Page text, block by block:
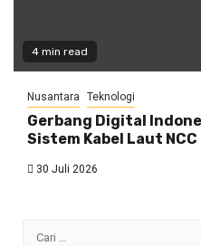
4 min read
Nusantara Teknologi
Gerbang Digital
Sistem Kabel Laut NCC
30 Juli 2026
Cari